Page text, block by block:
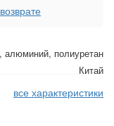
алюминий, полиуретан
Китай
все характеристики